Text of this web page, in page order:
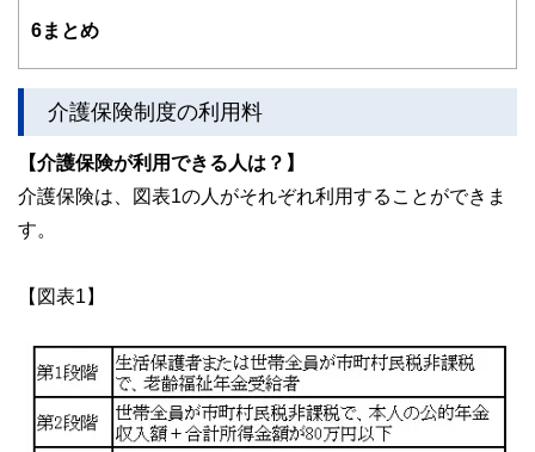
6まとめ
介護保険制度の利用料
【介護保険が利用できる人は？】
介護保険は、図表1の人がそれぞれ利用することができま
す。
【図表1】